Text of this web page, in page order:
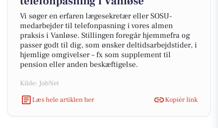
Vi søger en erfaren lægesekretær eller SOSU-
medarbejder til telefonpasning i vores almen
praksis i Vanløse. Stillingen foregår hjemmefra og
passer godt til dig, som ønsker deltidsarbejdstider, i
hjemlige omgivelser – fx som supplement til
pension eller anden beskæftigelse.
Kilde: JobNet
Læs hele artiklen her
Kopiér link